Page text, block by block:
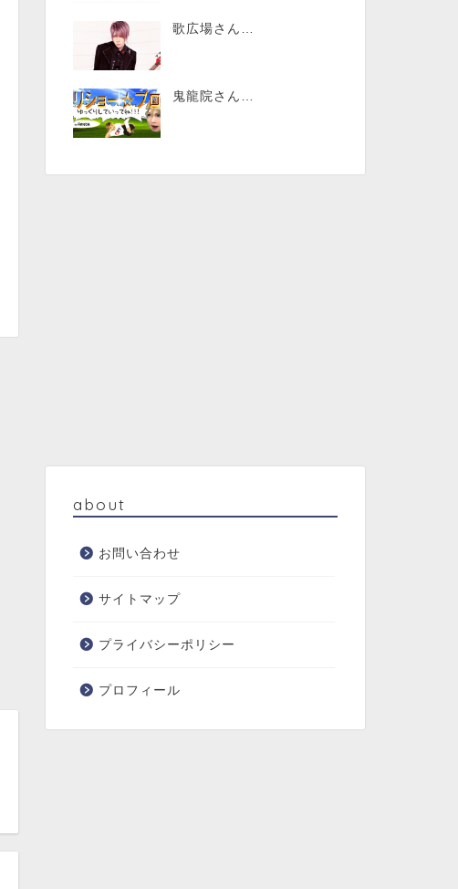
歌広場さん…
鬼龍院さん…
about
お問い合わせ
サイトマップ
プライバシーポリシー
プロフィール